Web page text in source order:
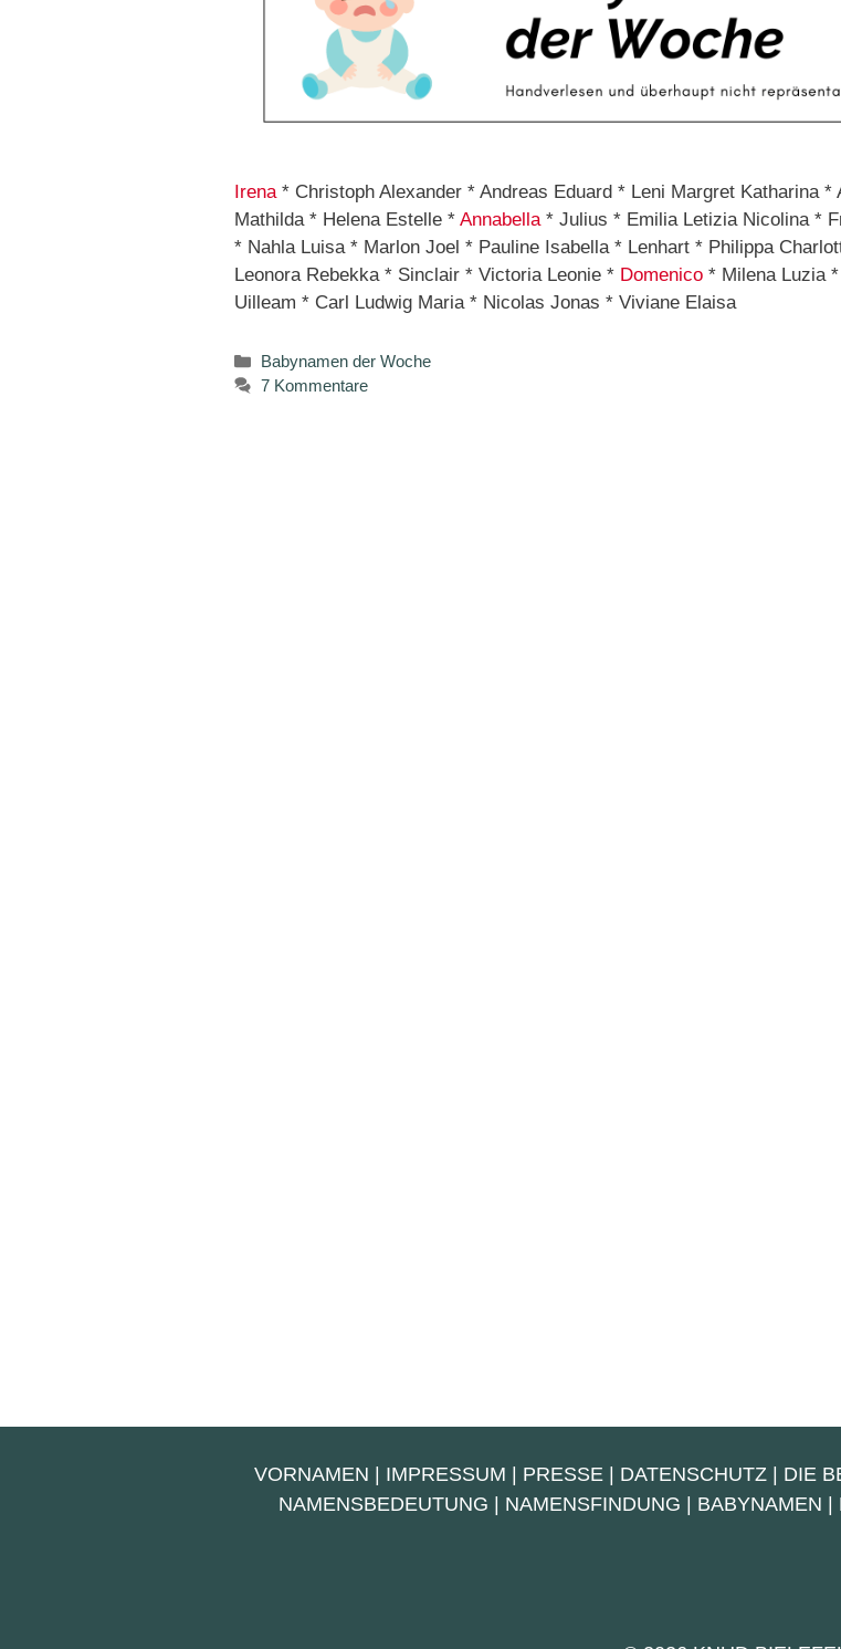
Irena* Christoph Alexander * Andreas Eduard * Leni Margret Katharina *
Mathilda * Helena Estelle * Annabella* Julius * Emilia Letizia Nicolina *
* Nahla Luisa * Marlon Joel * Pauline Isabella * Lenhart * Philippa
Leonora Rebekka * Sinclair * Victoria Leonie * Domenico * Milena Luzia
Uilleam * Carl Ludwig Maria * Nicolas Jonas * Viviane Elaisa
Kategorien
Babynamen der Woche
7 Kommentare
VORNAMEN IMPRESSUM PRESSE| DATENSCHUTZ| DIE
NAMENSBEDEUTUNG
NAMENSFINDUNG BABYNAMEN